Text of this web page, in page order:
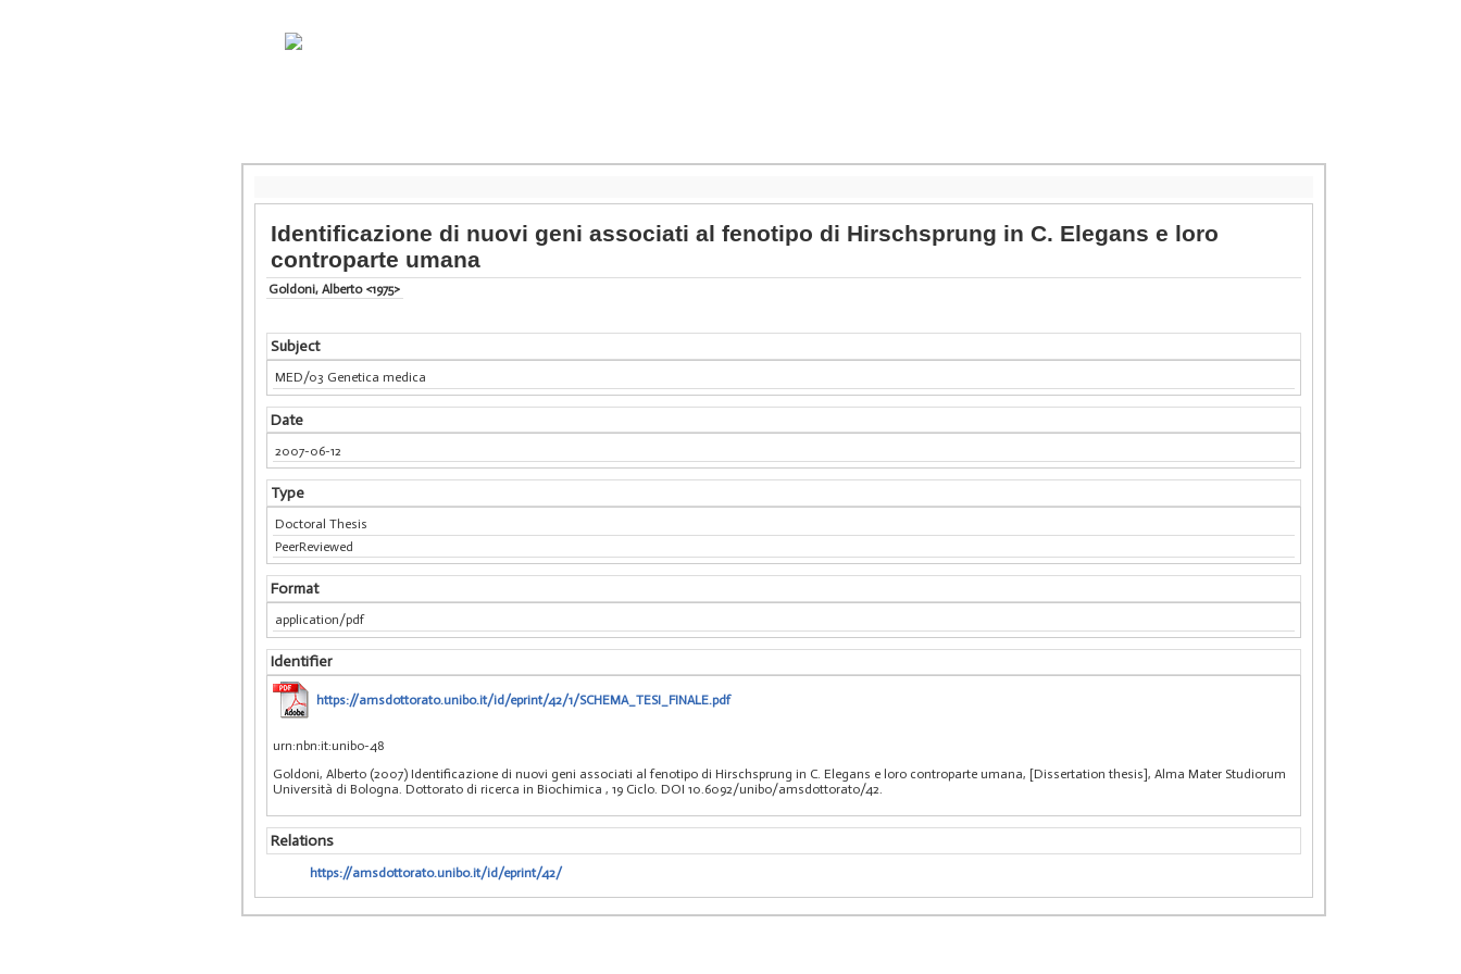
Identificazione di nuovi geni associati al fenotipo di Hirschsprung in C. Elegans e loro
controparte umana
Goldoni, Alberto <1975>
Subject
MED/03 Genetica medica
Date
2007-06-12
Type
Doctoral Thesis
PeerReviewed
Format
application/pdf
Identifier
https://amsdottorato.unibo.it/id/eprint/42/1/SCHEMA_TESI_FINALE.pdf
urn:nbn:it:unibo-48
Goldoni, Alberto (2007) Identificazione di nuovi geni associati al fenotipo di Hirschsprung in C. Elegans e loro controparte umana, [Dissertation thesis], Alma Mater Studiorum
Università di Bologna. Dottorato di ricerca in Biochimica , 19 Ciclo. DOI 10.6092/unibo/amsdottorato/42.
Relations
https://amsdottorato.unibo.it/id/eprint/42/